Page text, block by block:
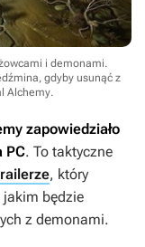
i demonami.
gdyby usunąć z
Alchemy.
zapowiedziało
PC. To taktyczne
, który
jakim będzie
z demonami.